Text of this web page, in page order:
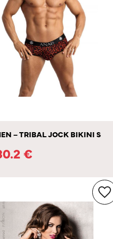
– TRIBAL JOCK BIKINI S
€